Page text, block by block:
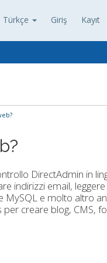
Türkçe Giriş Kayıt
DirectAdmin in
indirizzi email,
MySQL e molto altro
creare blog, CMS,